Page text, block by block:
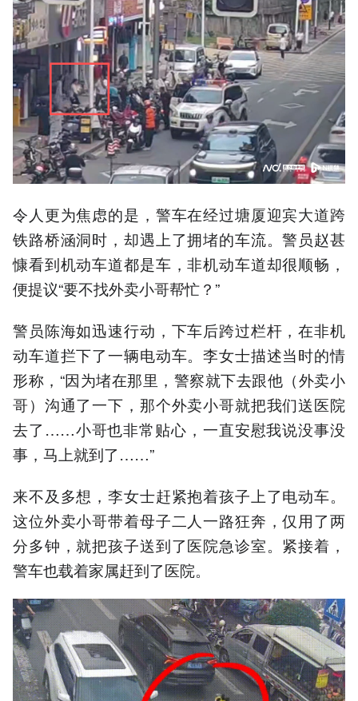
令人更为焦虑的是，警车在经过塘厦迎宾大道跨
铁路桥涵洞时，却遇上了拥堵的车流。警员赵甚
慷看到机动车道都是车，非机动车道却很顺畅，
便提议“要不找外卖小哥帮忙？”
警员陈海如迅速行动，下车后跨过栏杆，在非机
动车道拦下了一辆电动车。李女士描述当时的情
形称，“因为堵在那里，警察就下去跟他（外卖小
哥）沟通了一下，那个外卖小哥就把我们送医院
去了……小哥也非常贴心，一直安慰我说没事没
事，马上就到了……”
来不及多想，李女士赶紧抱着孩子上了电动车。
这位外卖小哥带着母子二人一路狂奔，仅用了两
分多钟，就把孩子送到了医院急诊室。紧接着，
警车也载着家属赶到了医院。